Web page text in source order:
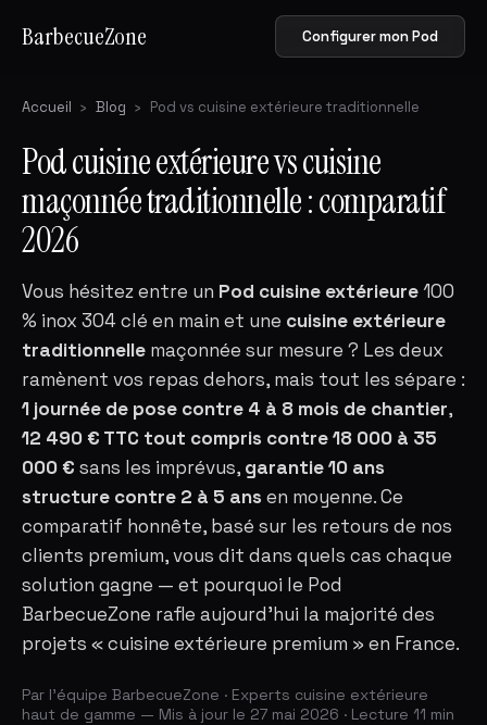
BarbecueZone Configurer mon Pod
Accueil › Blog › Pod vs cuisine extérieure traditionnelle
Pod cuisine extérieure vs cuisine
maçonnée traditionnelle : comparatif
2026
Vous hésitez entre un Pod cuisine extérieure 100
% inox 304 clé en main et une cuisine extérieure
traditionnelle maçonnée sur mesure ? Les deux
ramènent vos repas dehors, mais tout les sépare :
1 journée de pose contre 4 à 8 mois de chantier,
12 490 € TTC tout compris contre 18 000 à 35
000 € sans les imprévus, garantie 10 ans
structure contre 2 à 5 ans en moyenne. Ce
comparatif honnête, basé sur les retours de nos
clients premium, vous dit dans quels cas chaque
solution gagne — et pourquoi le Pod
BarbecueZone rafle aujourd'hui la majorité des
projets « cuisine extérieure premium » en France.
Par l'équipe BarbecueZone · Experts cuisine extérieure
haut de gamme — Mis à jour le 27 mai 2026 · Lecture 11 min